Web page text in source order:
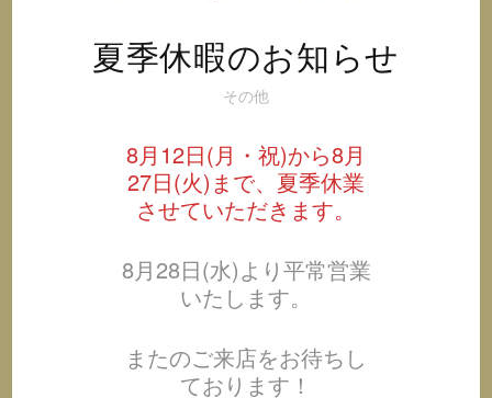
夏季休暇のお知らせ
その他
8月12日(月・祝)から8月
27日(火)まで、夏季休業
させていただきます。
8月28日(水)より平常営業
いたします。
またのご来店をお待ちし
ております！